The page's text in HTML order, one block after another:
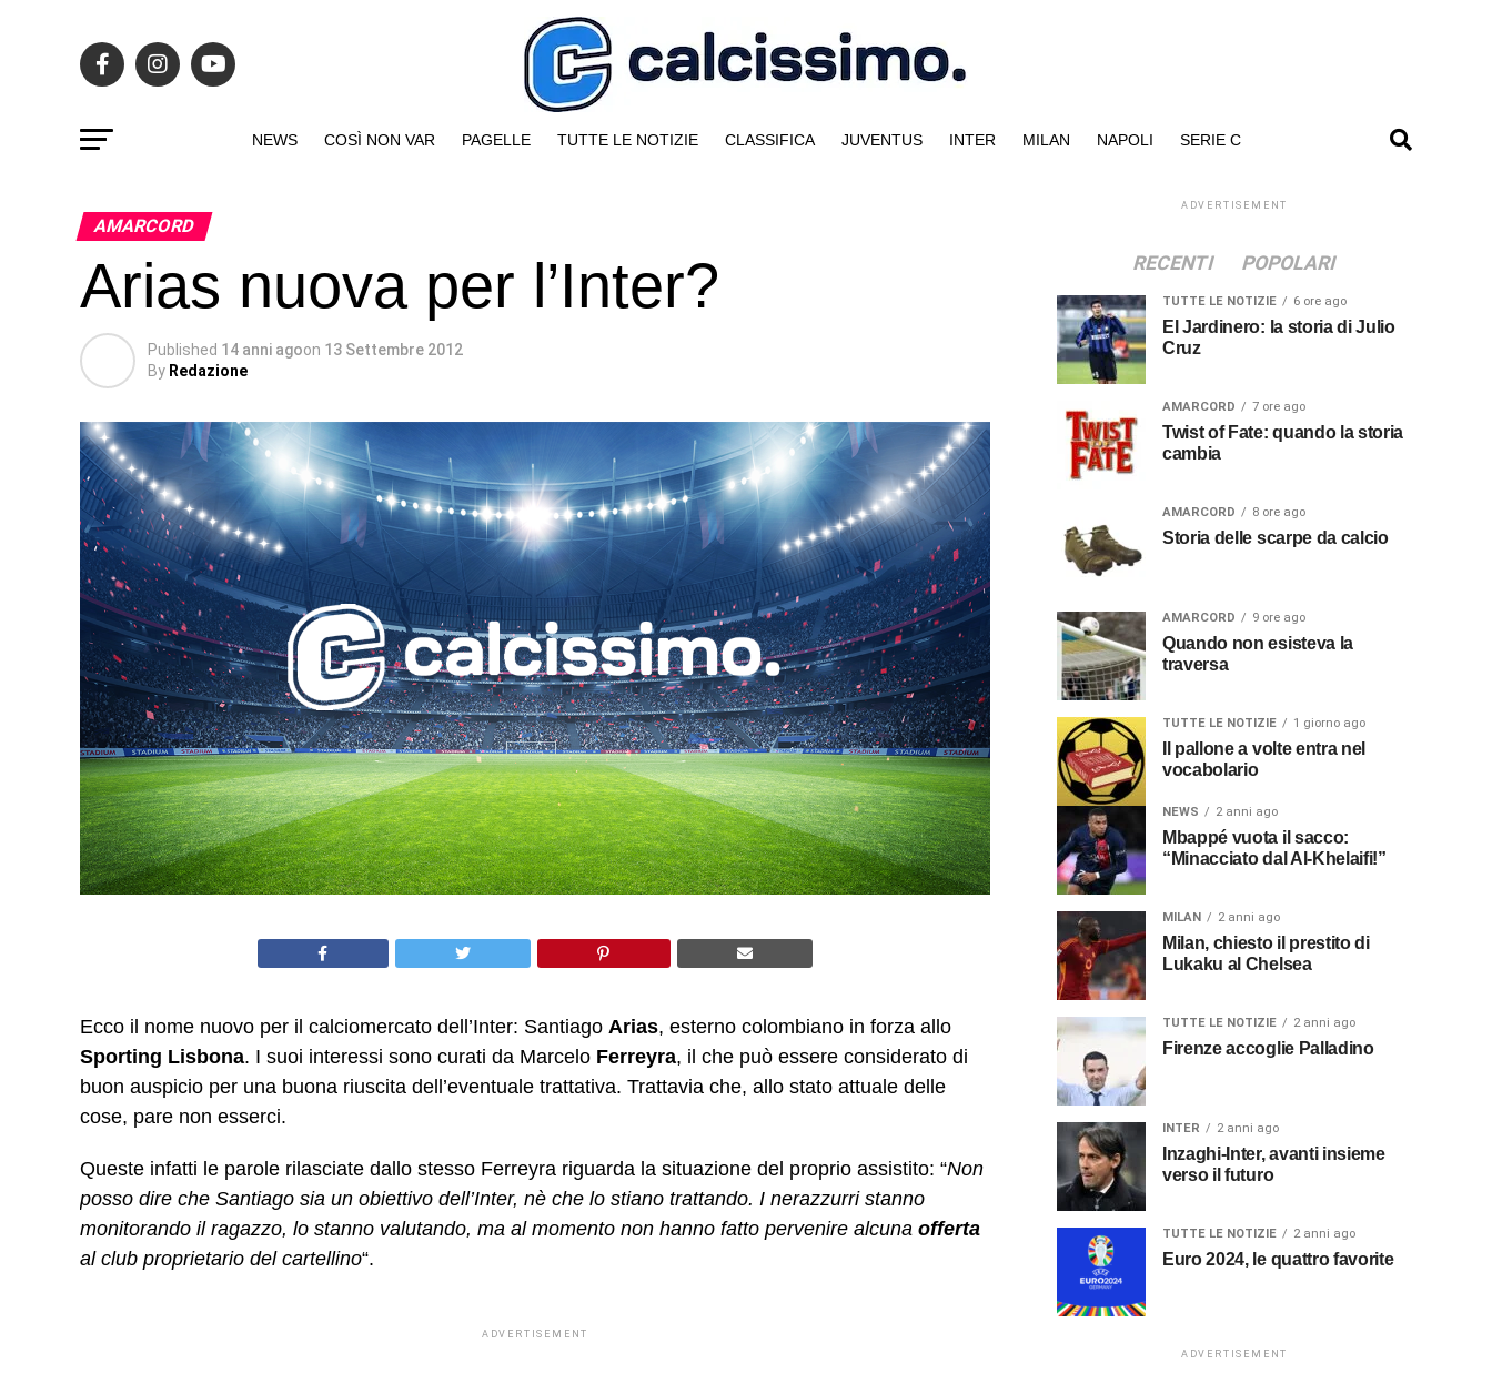
NEWS COSÌ NON VAR PAGELLE TUTTE LE NOTIZIE CLASSIFICA JUVENTUS INTER MILAN NAPOLI SERIE C
AMARCORD
Arias nuova per l’Inter?
Published 14 anni agoon 13 Settembre 2012
By Redazione
Ecco il nome nuovo per il calciomercato dell’Inter: Santiago Arias, esterno colombiano in forza allo
Sporting Lisbona. I suoi interessi sono curati da Marcelo Ferreyra, il che può essere considerato di
buon auspicio per una buona riuscita dell’eventuale trattativa. Trattavia che, allo stato attuale delle
cose, pare non esserci.
Queste infatti le parole rilasciate dallo stesso Ferreyra riguarda la situazione del proprio assistito: “Non
posso dire che Santiago sia un obiettivo dell’Inter, nè che lo stiano trattando. I nerazzurri stanno
monitorando il ragazzo, lo stanno valutando, ma al momento non hanno fatto pervenire alcuna offerta
al club proprietario del cartellino“.
ADVERTISEMENT
ADVERTISEMENT
RECENTI POPOLARI
TUTTE LE NOTIZIE 6 ore ago
El Jardinero: la storia di Julio
Cruz
AMARCORD 7 ore ago
Twist of Fate: quando la storia
cambia
AMARCORD 8 ore ago
Storia delle scarpe da calcio
AMARCORD 9 ore ago
Quando non esisteva la
traversa
TUTTE LE NOTIZIE 1 giorno ago
Il pallone a volte entra nel
vocabolario
NEWS 2 anni ago
Mbappé vuota il sacco:
“Minacciato dal Al-Khelaifi!”
MILAN 2 anni ago
Milan, chiesto il prestito di
Lukaku al Chelsea
TUTTE LE NOTIZIE 2 anni ago
Firenze accoglie Palladino
INTER 2 anni ago
Inzaghi-Inter, avanti insieme
verso il futuro
TUTTE LE NOTIZIE 2 anni ago
Euro 2024, le quattro favorite
ADVERTISEMENT